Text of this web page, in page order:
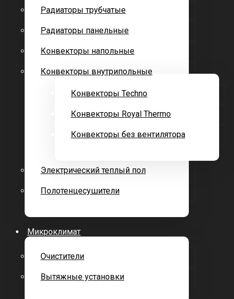
Радиаторы трубчатые
Радиаторы панельные
Конвекторы напольные
Конвекторы внутрипольные
Конвекторы Techno
Конвекторы Royal Thermo
Конвекторы без вентилятора
Электрический теплый пол
Полотенцесушители
Микроклимат
Очистители
Вытяжные установки